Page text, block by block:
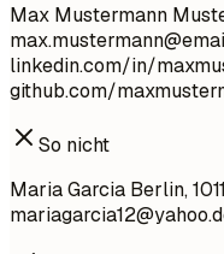
Max Mustermann
linkedin.com/in/
github.com/
So nicht
Maria Garcia Berlin,